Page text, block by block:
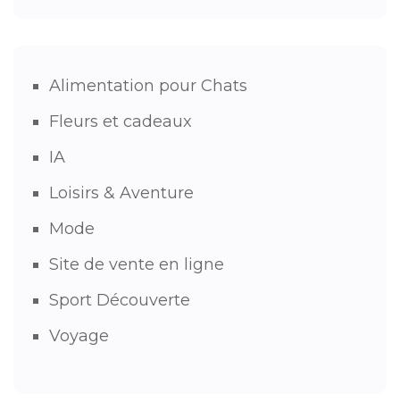
Alimentation pour Chats
Fleurs et cadeaux
IA
Loisirs & Aventure
Mode
Site de vente en ligne
Sport Découverte
Voyage